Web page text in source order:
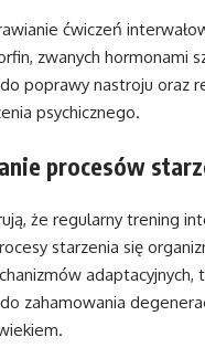
ćwiczeń
zwanych hormonami
poprawy nastroju oraz
psychicznego.
procesów
że regularny trening
starzenia się
adaptacyjnych,
zahamowania